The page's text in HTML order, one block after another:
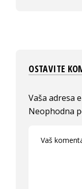
OSTAVITE
Vaša adresa
Neophodna